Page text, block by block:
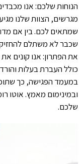
הנוחות שלכם: אנו
מגרשים, הצוות שלנו
שמתאים לכם. בין אם
שכבר לא משתלם
את הפתרון: אנו קונים
כולל העברת בעלות
במעמד הפגישה, כך
ובמינימום מאמץ. אוטו
שלכם.